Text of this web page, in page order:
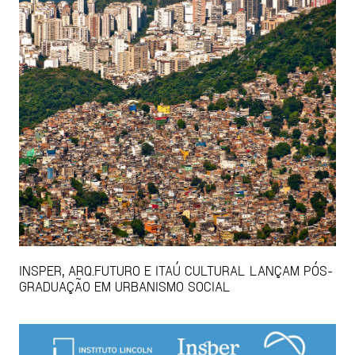
INSPER, ARQ.FUTURO E ITAÚ CULTURAL LANÇAM PÓS-
GRADUAÇÃO EM URBANISMO SOCIAL